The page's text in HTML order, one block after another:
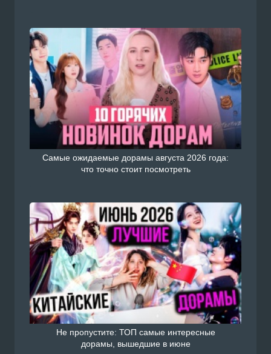
Самые ожидаемые дорамы августа 2026 года:
что точно стоит посмотреть
Не пропустите: ТОП самые интересные
дорамы, вышедшие в июне